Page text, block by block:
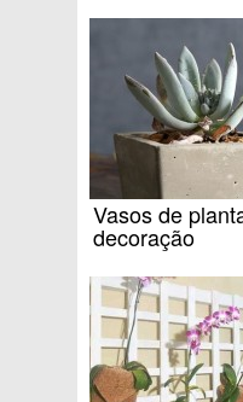
Vasos de
decoração